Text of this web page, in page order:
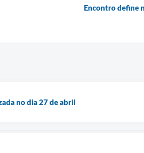
Encontro define
no dia 27 de abril